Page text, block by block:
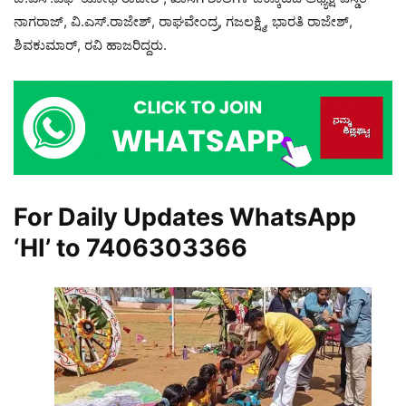
ನಾಗರಾಜ್, ವಿ.ಎಸ್.ರಾಜೇಶ್, ರಾಘವೇಂದ್ರ, ಗಜಲಕ್ಷ್ಮಿ, ಭಾರತಿ ರಾಜೇಶ್,
ಶಿವಕುಮಾರ್, ರವಿ ಹಾಜರಿದ್ದರು.
For Daily Updates WhatsApp
‘HI’ to 7406303366